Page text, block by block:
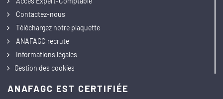
Contactez-nous
Téléchargez notre plaquette
ANAFAGC recrute
Informations légales
Gestion des cookies
ANAFAGC EST CERTIFIÉE